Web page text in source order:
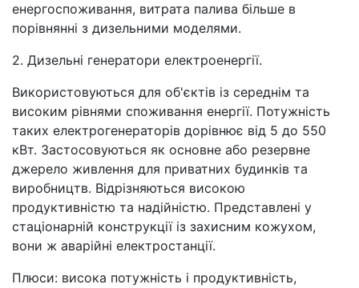
енергоспоживання, витрата палива більше в
порівнянні з дизельними моделями.
2. Дизельні генератори електроенергії.
Використовуються для об'єктів із середнім та
високим рівнями споживання енергії. Потужність
таких електрогенераторів дорівнює від 5 до 550
кВт. Застосовуються як основне або резервне
джерело живлення для приватних будинків та
виробництв. Відрізняються високою
продуктивністю та надійністю. Представлені у
стаціонарній конструкції із захисним кожухом,
вони ж аварійні електростанції.
Плюси: висока потужність і продуктивність,